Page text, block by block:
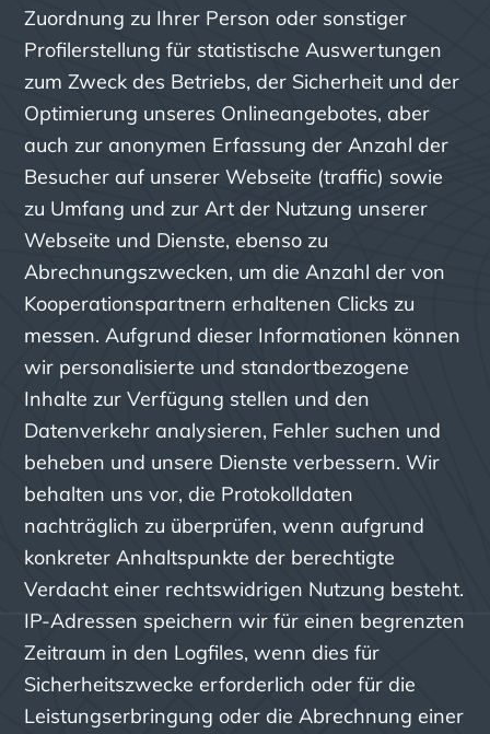
Zuordnung zu Ihrer Person oder sonstiger
Profilerstellung für statistische Auswertungen
zum Zweck des Betriebs, der Sicherheit und der
Optimierung unseres Onlineangebotes, aber
auch zur anonymen Erfassung der Anzahl der
Besucher auf unserer Webseite (traffic) sowie
zu Umfang und zur Art der Nutzung unserer
Webseite und Dienste, ebenso zu
Abrechnungszwecken, um die Anzahl der von
Kooperationspartnern erhaltenen Clicks zu
messen. Aufgrund dieser Informationen können
wir personalisierte und standortbezogene
Inhalte zur Verfügung stellen und den
Datenverkehr analysieren, Fehler suchen und
beheben und unsere Dienste verbessern. Wir
behalten uns vor, die Protokolldaten
nachträglich zu überprüfen, wenn aufgrund
konkreter Anhaltspunkte der berechtigte
Verdacht einer rechtswidrigen Nutzung besteht.
IP-Adressen speichern wir für einen begrenzten
Zeitraum in den Logfiles, wenn dies für
Sicherheitszwecke erforderlich oder für die
Leistungserbringung oder die Abrechnung einer